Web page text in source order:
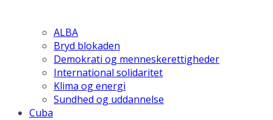
ALBA
Bryd blokaden
Demokrati og menneskerettigheder
International solidaritet
Klima og energi
Sundhed og uddannelse
Cuba